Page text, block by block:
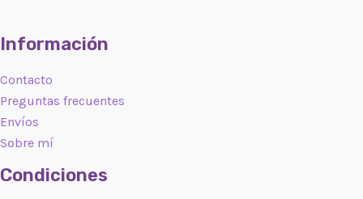
Información
Contacto
Preguntas frecuentes
Envíos
Sobre mí
Condiciones